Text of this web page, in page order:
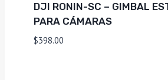
DJI RONIN-SC – GIMBAL
PARA CÁMARAS
$398.00